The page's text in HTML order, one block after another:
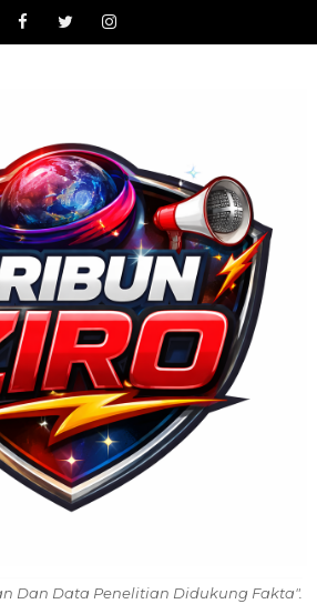
Dan Data Penelitian Didukung Fakta".